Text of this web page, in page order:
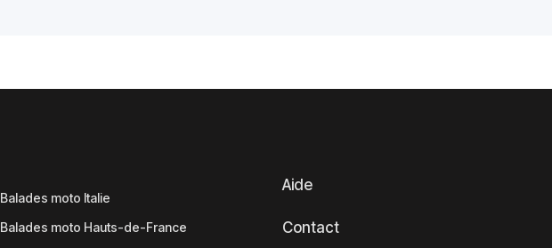
Balades moto Italie
Balades moto Hauts-de-France
Aide
Contact